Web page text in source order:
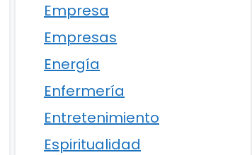
Empresa
Empresas
Energía
Enfermería
Entretenimiento
Espiritualidad